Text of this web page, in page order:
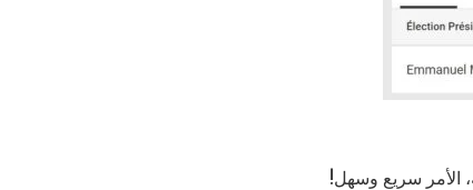
الأمر سريع وسهل!